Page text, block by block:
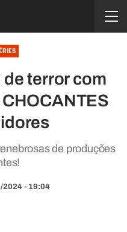
terror com
de produções
2024 - 19:04